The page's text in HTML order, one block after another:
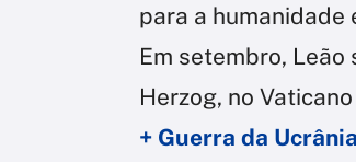
para a humanidade
Em setembro,
Herzog, no
+ Guerra da